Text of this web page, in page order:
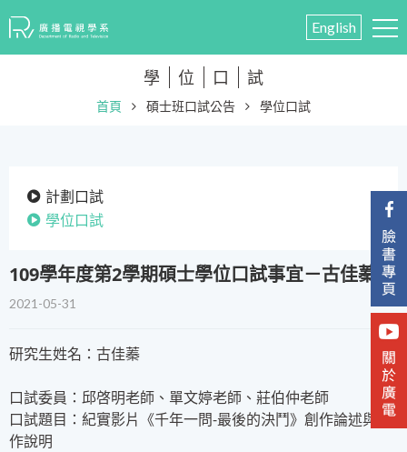
English
學 位 口 試
首頁 碩士班口試公告 學位口試
計劃口試
學位口試
109學年度第2學期碩士學位口試事宜－古佳蓁
2021-05-31
研究生姓名：古佳蓁
口試委員：邱啓明老師、單文婷老師、莊伯仲老師
口試題目：紀實影片《千年一問-最後的決鬥》創作論述與製
作說明